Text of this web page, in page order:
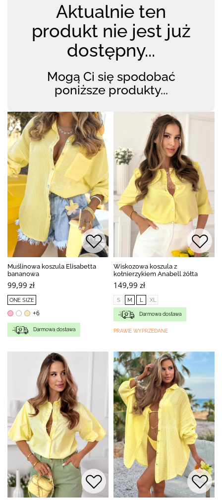
Aktualnie ten
produkt nie jest już
dostępny...
Mogą Ci się spodobać
poniższe produkty...
Muślinowa koszula Elisabetta
bananowa
99,99 zł
ONE SIZE
+6
Darmowa dostawa
Wiskozowa koszula z
kołnierzykiem Anabell żółta
149,99 zł
S M L XL
Darmowa dostawa
PRAWIE WYPRZEDANE